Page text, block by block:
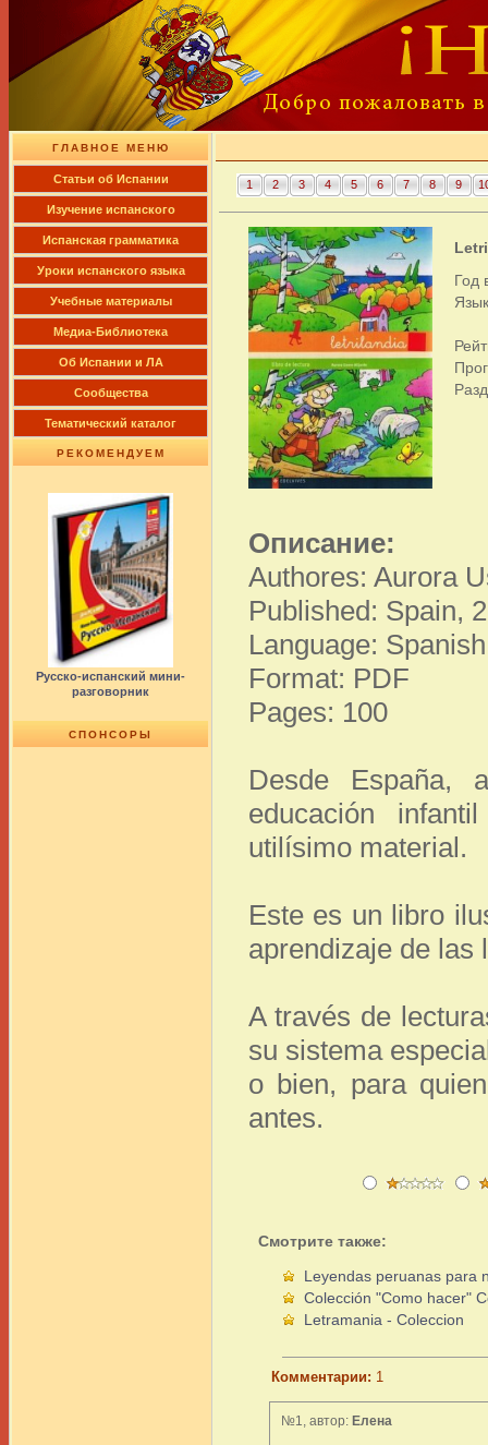
ГЛАВНОЕ МЕНЮ
Cтатьи об Испании
Изучение испанского
Испанская грамматика
Уроки испанского языка
Учебные материалы
Медиа-Библиотека
Об Испании и ЛА
Сообщества
Тематический каталог
РЕКОМЕНДУЕМ
Русско-испанский мини-
разговорник
СПОНСОРЫ
1 2 3 4 5 6 7 8 9
Год
Описание:
Authores: Aurora
Published: Spain,
Language: Spanish
Format: PDF
Pages: 100
Desde España,
educación
utilísimo material.
Este es un libro
aprendizaje de las
A través de
su sistema
o bien, para
antes.
Смотрите также:
Leyendas peruanas para
Colección "Como hacer"
Letramania - Coleccion
Комментарии: 1
№1, автор: Елена